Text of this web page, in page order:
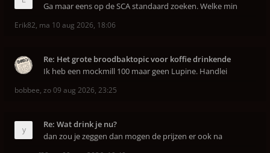
Ga maar eens op de SCA standaard zoeken. Welke min
Erik82, ma 10 aug 2026, 18:06
Re: Het grote broodbaktopic voor koffie drinkende
Ik heb een mockmill 100 maar geen Lupine. Handlei
bobbee, zo 09 aug 2026, 23:25
Re: Wat drink je nu?
dan zou je zeggen dan mogen de prijzen er ook na